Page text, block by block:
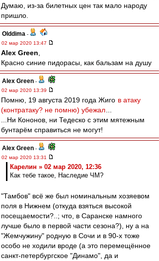
Думаю, из-за билетных цен так мало народу
пришло.
Olddima -
02 мар 2020 13:47
Alex Green
Красно синие пидорасы, как бальзам на душу
Alex Green -
02 мар 2020 13:39
Помню, 19 августа 2019 года Жиго в атаку
(контратаку? не помню) убежал
...Ни Кононов, ни Тедеско с этим мятежным
бунтарём справиться не могут!
Alex Green -
02 мар 2020 13:31
Карелин » 02 мар 2020, 12:36
Как тебе такое, Наследие ЧМ?
"Тамбов" всё же был номинальным хозяевом
поля в Нижнем (откуда взяться высокой
посещаемости?..; что, в Саранске намного
лучше было в первой части сезона?), ну а на
"Жемчужину" родную в Сочи и в 90-х тоже
особо не ходили вроде (а это перемещённое
санкт-петербургское "Динамо", да и